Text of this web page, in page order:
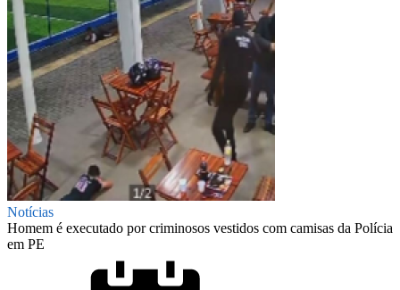
Notícias
Homem é executado por criminosos vestidos com camisas da Polícia
em PE